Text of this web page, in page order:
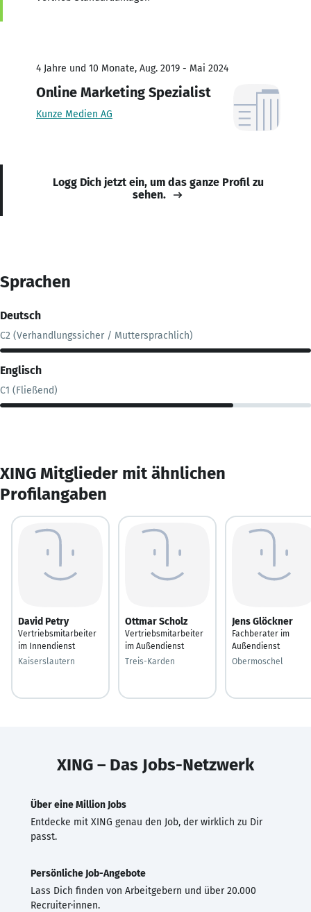
4 Jahre und 10 Monate, Aug. 2019 - Mai 2024
Online Marketing Spezialist
Kunze Medien AG
Logg Dich jetzt ein, um das ganze Profil zu
sehen.
Sprachen
Deutsch
C2 (Verhandlungssicher / Muttersprachlich)
Englisch
C1 (Fließend)
XING Mitglieder mit ähnlichen
Profilangaben
David Petry
Vertriebsmitarbeiter
im Innendienst
Kaiserslautern
Ottmar Scholz
Vertriebsmitarbeiter
im Außendienst
Treis-Karden
Jens Glöckner
Fachberater im
Außendienst
Obermoschel
XING – Das Jobs-Netzwerk
Über eine Million Jobs
Entdecke mit XING genau den Job, der wirklich zu Dir
passt.
Persönliche Job-Angebote
Lass Dich finden von Arbeitgebern und über 20.000
Recruiter·innen.